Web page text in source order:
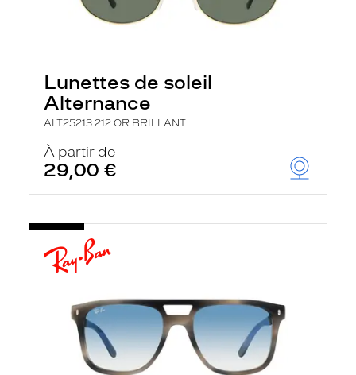
Lunettes de soleil
Alternance
ALT25213 212 OR BRILLANT
À partir de
29,00 €